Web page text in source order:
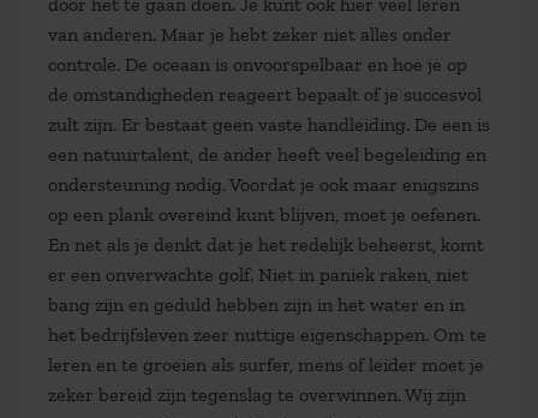
van anderen. Maar je hebt zeker niet alles onder
controle. De oceaan is onvoorspelbaar en hoe je op
de omstandigheden reageert bepaalt of je succesvol
zult zijn. Er bestaat geen vaste handleiding. De een is
een natuurtalent, de ander heeft veel begeleiding en
ondersteuning nodig. Voordat je ook maar enigszins
op een plank overeind kunt blijven, moet je oefenen.
En net als je denkt dat je het redelijk beheerst, komt
er een onverwachte golf. Niet in paniek raken, niet
bang zijn en geduld hebben zijn in het water en in
het bedrijfsleven zeer nuttige eigenschappen. Om te
leren en te groeien als surfer, mens of leider moet je
zeker bereid zijn tegenslag te overwinnen. Wij zijn